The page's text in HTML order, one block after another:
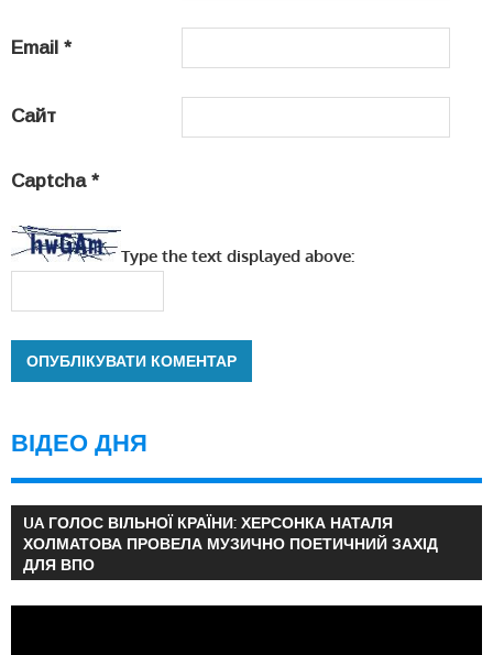
Email *
Сайт
Captcha *
Type the text displayed above:
ВІДЕО ДНЯ
UA ГОЛОС ВІЛЬНОЇ КРАЇНИ: ХЕРСОНКА НАТАЛЯ
ХОЛМАТОВА ПРОВЕЛА МУЗИЧНО ПОЕТИЧНИЙ ЗАХІД
ДЛЯ ВПО